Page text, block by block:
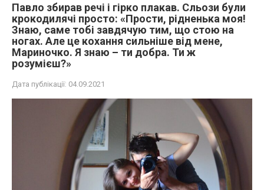
Павло збирав речі і гірко плакав. Сльози були
крокодилячі просто: «Прости, рідненька моя!
Знаю, саме тобі завдячую тим, що стою на
ногах. Але це кохання сильніше від мене,
Мариночко. Я знаю – ти добра. Ти ж
розумієш?»
Дата публікації: 04.09.2021